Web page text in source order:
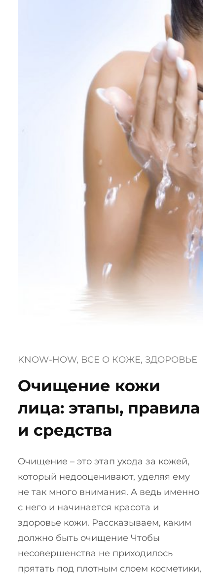
KNOW-HOW, ВСЕ О КОЖЕ, ЗДОРОВЬЕ
Очищение кожи
лица: этапы, правила
и средства
Очищение – это этап ухода за кожей,
который недооценивают, уделяя ему
не так много внимания. А ведь именно
с него и начинается красота и
здоровье кожи. Рассказываем, каким
должно быть очищение Чтобы
несовершенства не приходилось
прятать под плотным слоем косметики,